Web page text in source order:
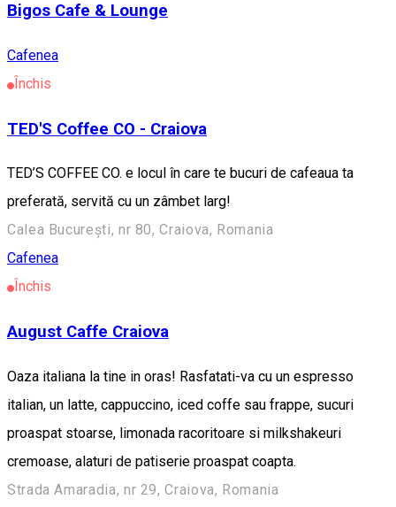
Bigos Cafe & Lounge
Cafenea
Închis
TED'S Coffee CO - Craiova
TED’S COFFEE CO. e locul în care te bucuri de cafeaua ta
preferată, servită cu un zâmbet larg!
Calea București, nr 80, Craiova, Romania
Cafenea
Închis
August Caffe Craiova
Oaza italiana la tine in oras! Rasfatati-va cu un espresso
italian, un latte, cappuccino, iced coffe sau frappe, sucuri
proaspat stoarse, limonada racoritoare si milkshakeuri
cremoase, alaturi de patiserie proaspat coapta.
Strada Amaradia, nr 29, Craiova, Romania